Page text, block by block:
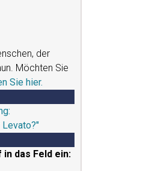
der
Möchten Sie
Sie hier.
Levato?"
das Feld ein: